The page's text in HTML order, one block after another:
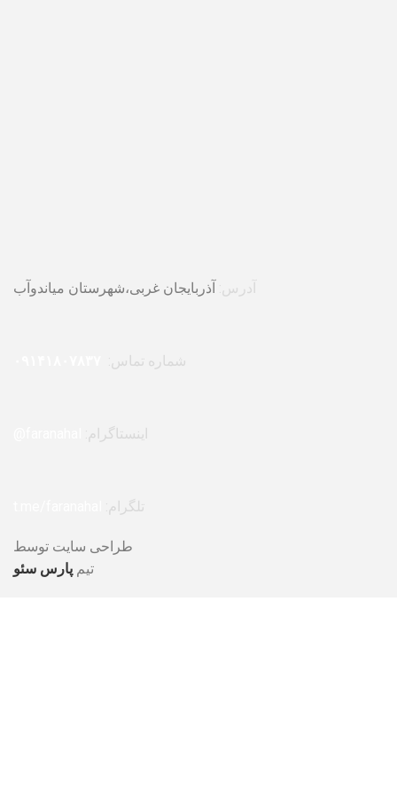
آدرس: آذربایجان غربی،شهرستان میاندوآب
شماره تماس:
اینستاگرام:
تلگرام:
طراحی سایت توسط
تیم پارس سئو